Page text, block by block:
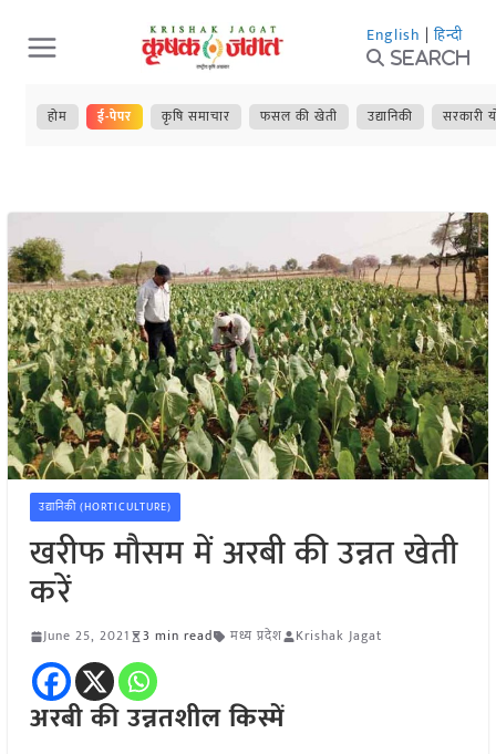
Skip
to
content
English | हिन्दी
Search
होम ई-पेपर कृषि समाचार फसल की खेती उद्यानिकी सरकारी
उद्यानिकी (HORTICULTURE)
खरीफ मौसम में अरबी की उन्नत खेती
करें
June 25, 2021 3 min read मध्य प्रदेश Krishak Jagat
अरबी की उन्नतशील किस्में